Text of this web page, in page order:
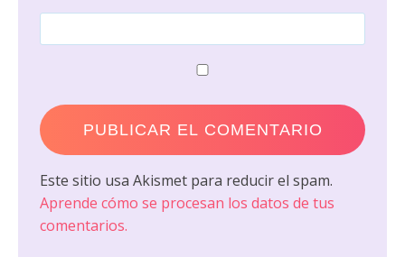
Este sitio usa Akismet para reducir el spam.
Aprende cómo se procesan los datos de tus
comentarios.